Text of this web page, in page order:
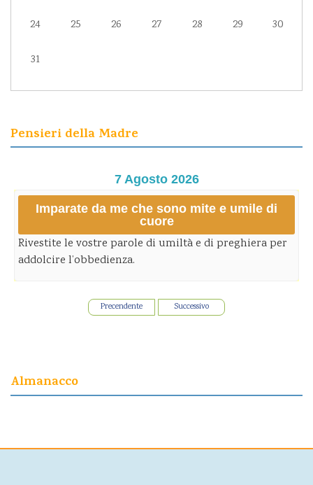
24 25 26 27 28 29 30
31
Pensieri della Madre
7 Agosto 2026
Imparate da me che sono mite e umile di
cuore
Rivestite le vostre parole di umiltà e di preghiera per
addolcire l’obbedienza.
Precendente Successivo
Almanacco